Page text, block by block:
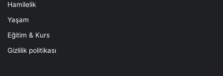
Hamilelik
Yaşam
Eğitim & Kurs
Gizlilik politikası